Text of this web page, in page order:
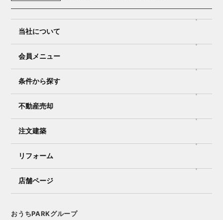
当社について
会員メニュー
条件から探す
不動産売却
注文建築
リフォーム
店舗ページ
おうちPARKグループ